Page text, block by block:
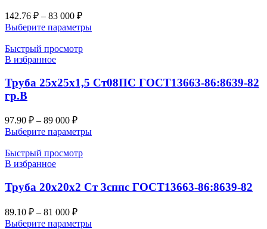
142.76 ₽ – 83 000 ₽
Выберите параметры
Быстрый просмотр
В избранное
Труба 25х25х1,5 Ст08ПС ГОСТ13663-86:8639-82
гр.В
97.90 ₽ – 89 000 ₽
Выберите параметры
Быстрый просмотр
В избранное
Труба 20х20х2 Ст 3сппс ГОСТ13663-86:8639-82
89.10 ₽ – 81 000 ₽
Выберите параметры